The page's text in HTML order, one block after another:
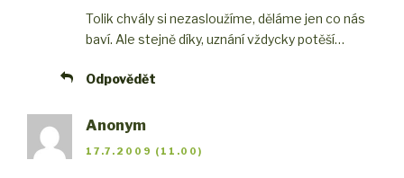
Tolik chvály si nezasloužíme, děláme jen co nás
baví. Ale stejně díky, uznání vždycky potěší…
Odpovědět
Anonym
17.7.2009 (11.00)